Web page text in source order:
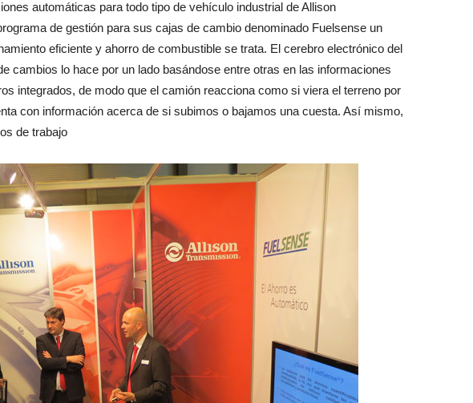
automáticas para todo tipo de vehículo industrial de Allison
de gestión para sus cajas de cambio denominado Fuelsense un
eficiente y ahorro de combustible se trata. El cerebro electrónico del
cambios lo hace por un lado basándose entre otras en las informaciones
integrados, de modo que el camión reacciona como si viera el terreno por
con información acerca de si subimos o bajamos una cuesta. Así mismo,
de trabajo